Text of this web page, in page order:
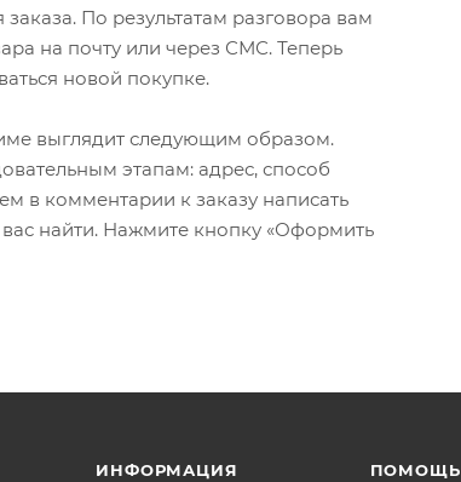
По результатам разговора вам
на почту или через СМС. Теперь
новой покупке.
выглядит следующим образом.
этапам: адрес, способ
в комментарии к заказу написать
найти. Нажмите кнопку «Оформить
ИНФОРМАЦИЯ ПОМОЩЬ